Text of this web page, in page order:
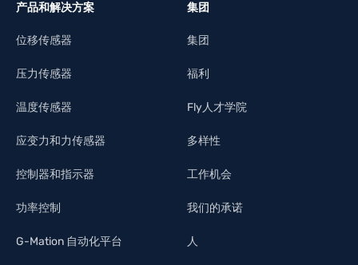
产品和解决方案
位移传感器
压力传感器
温度传感器
应变力和力传感器
控制器和指示器
功率控制
G-Mation 自动化平台
集团
集团
福利
Fly人才学院
多样性
工作机会
我们的承诺
人